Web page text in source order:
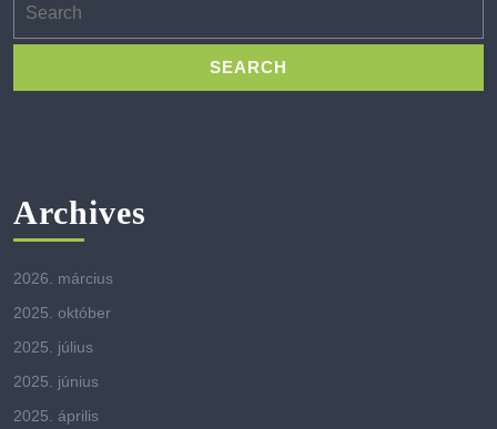
for:
Archives
2026. március
2025. október
2025. július
2025. június
2025. április